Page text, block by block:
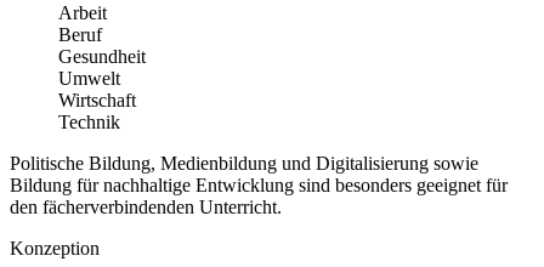
Arbeit
Beruf
Gesundheit
Umwelt
Wirtschaft
Technik
Politische Bildung, Medienbildung und Digitalisierung sowie
Bildung für nachhaltige Entwicklung sind besonders geeignet für
den fächerverbindenden Unterricht.
Konzeption